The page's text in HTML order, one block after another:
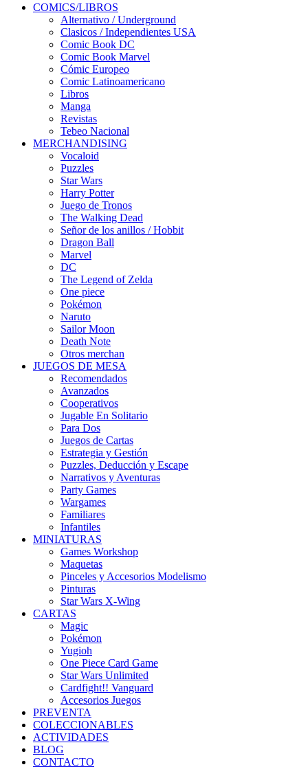
COMICS/LIBROS
Alternativo / Underground
Clasicos / Independientes USA
Comic Book DC
Comic Book Marvel
Cómic Europeo
Comic Latinoamericano
Libros
Manga
Revistas
Tebeo Nacional
MERCHANDISING
Vocaloid
Puzzles
Star Wars
Harry Potter
Juego de Tronos
The Walking Dead
Señor de los anillos / Hobbit
Dragon Ball
Marvel
DC
The Legend of Zelda
One piece
Pokémon
Naruto
Sailor Moon
Death Note
Otros merchan
JUEGOS DE MESA
Recomendados
Avanzados
Cooperativos
Jugable En Solitario
Para Dos
Juegos de Cartas
Estrategia y Gestión
Puzzles, Deducción y Escape
Narrativos y Aventuras
Party Games
Wargames
Familiares
Infantiles
MINIATURAS
Games Workshop
Maquetas
Pinceles y Accesorios Modelismo
Pinturas
Star Wars X-Wing
CARTAS
Magic
Pokémon
Yugioh
One Piece Card Game
Star Wars Unlimited
Cardfight!! Vanguard
Accesorios Juegos
PREVENTA
COLECCIONABLES
ACTIVIDADES
BLOG
CONTACTO